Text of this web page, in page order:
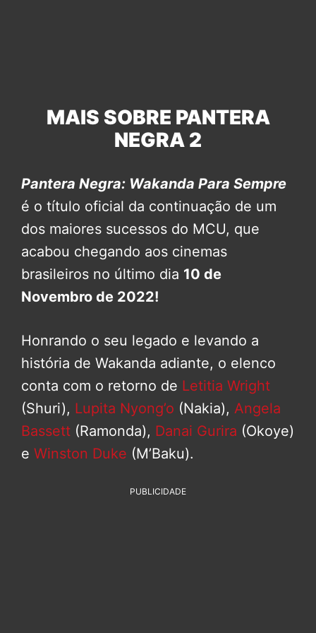
MAIS SOBRE PANTERA
NEGRA 2
Pantera Negra: Wakanda Para Sempre
é o título oficial da continuação de um
dos maiores sucessos do MCU, que
acabou chegando aos cinemas
brasileiros no último dia 10 de
Novembro de 2022!
Honrando o seu legado e levando a
história de Wakanda adiante, o elenco
conta com o retorno de Letitia Wright
(Shuri), Lupita Nyong’o (Nakia), Angela
Bassett (Ramonda), Danai Gurira (Okoye)
e Winston Duke (M’Baku).
PUBLICIDADE